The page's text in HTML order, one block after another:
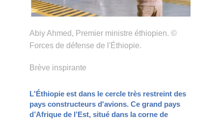
Abiy Ahmed, Premier ministre éthiopien. ©
Forces de défense de l'Éthiopie.
Brève inspirante
L'Éthiopie est dans le cercle très restreint des
pays constructeurs d'avions. Ce grand pays
d’Afrique de l’Est, situé dans la corne de